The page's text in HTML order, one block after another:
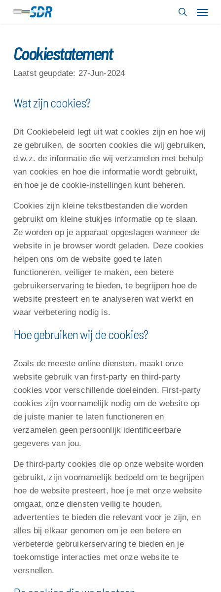
content
Menu
Cookiestatement
Laatst geupdate: 27-Jun-2024
Wat zijn cookies?
Dit Cookiebeleid legt uit wat cookies zijn en hoe wij
ze gebruiken, de soorten cookies die wij gebruiken,
d.w.z. de informatie die wij verzamelen met behulp
van cookies en hoe die informatie wordt gebruikt,
en hoe je de cookie-instellingen kunt beheren.
Cookies zijn kleine tekstbestanden die worden
gebruikt om kleine stukjes informatie op te slaan.
Ze worden op je apparaat opgeslagen wanneer de
website in je browser wordt geladen. Deze cookies
helpen ons om de website goed te laten
functioneren, veiliger te maken, een betere
gebruikerservaring te bieden, te begrijpen hoe de
website presteert en te analyseren wat werkt en
waar verbetering nodig is.
Hoe gebruiken wij de cookies?
Zoals de meeste online diensten, maakt onze
website gebruik van first-party en third-party
cookies voor verschillende doeleinden. First-party
cookies zijn voornamelijk nodig om de website op
de juiste manier te laten functioneren en
verzamelen geen persoonlijk identificeerbare
gegevens van jou.
De third-party cookies die op onze website worden
gebruikt, zijn voornamelijk bedoeld om te begrijpen
hoe de website presteert, hoe je met onze website
omgaat, onze diensten veilig te houden,
advertenties te bieden die relevant voor je zijn, en
alles bij elkaar genomen om je een betere en
verbeterde gebruikerservaring te bieden en je
toekomstige interacties met onze website te
versnellen.